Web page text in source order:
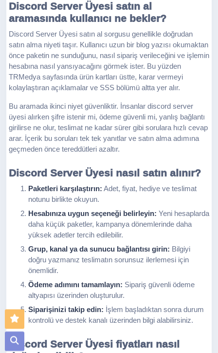
Discord Server Üyesi satın al
aramasında kullanıcı ne bekler?
Discord Server Üyesi satın al sorgusu genellikle doğrudan
satın alma niyeti taşır. Kullanıcı uzun bir blog yazısı okumaktan
önce paketin ne sunduğunu, nasıl sipariş verileceğini ve işlemin
hesabına nasıl yansıyacağını görmek ister. Bu yüzden
TRMedya sayfasında ürün kartları üstte, karar vermeyi
kolaylaştıran açıklamalar ve SSS bölümü altta yer alır.
Bu aramada ikinci niyet güvenliktir. İnsanlar discord server
üyesi alırken şifre istenir mi, ödeme güvenli mi, yanlış bağlantı
girilirse ne olur, teslimat ne kadar sürer gibi sorulara hızlı cevap
arar. İçerik bu soruları tek tek yanıtlar ve satın alma adımına
geçmeden önce tereddütleri azaltır.
Discord Server Üyesi nasıl satın alınır?
Paketleri karşılaştırın: Adet, fiyat, hediye ve teslimat
notunu birlikte okuyun.
Hesabınıza uygun seçeneği belirleyin: Yeni hesaplarda
daha küçük paketler, kampanya dönemlerinde daha
yüksek adetler tercih edilebilir.
Grup, kanal ya da sunucu bağlantısı girin: Bilgiyi
doğru yazmanız teslimatın sorunsuz ilerlemesi için
önemlidir.
Ödeme adımını tamamlayın: Sipariş güvenli ödeme
altyapısı üzerinden oluşturulur.
Siparişinizi takip edin: İşlem başladıktan sonra durum
kontrolü ve destek kanalı üzerinden bilgi alabilirsiniz.
Discord Server Üyesi fiyatları nasıl